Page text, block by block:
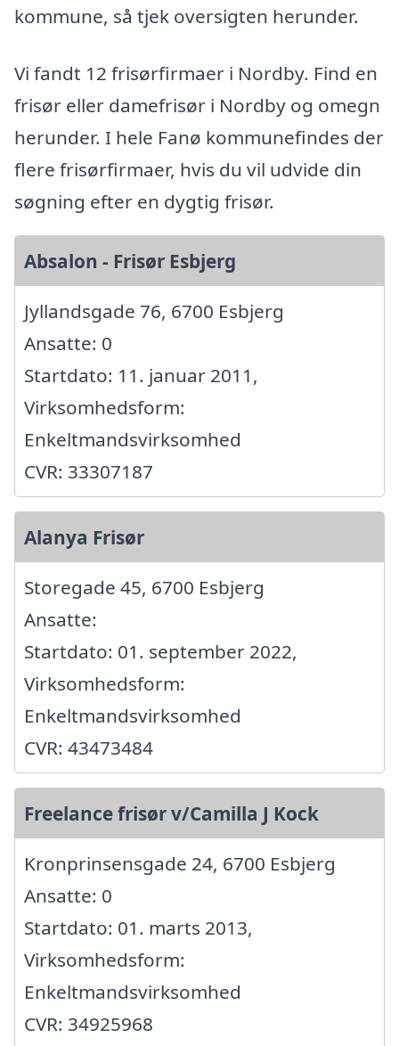
kommune, så tjek oversigten herunder.
Vi fandt 12 frisørfirmaer i Nordby. Find en
frisør eller damefrisør i Nordby og omegn
herunder. I hele Fanø kommunefindes der
flere frisørfirmaer, hvis du vil udvide din
søgning efter en dygtig frisør.
Absalon - Frisør Esbjerg
Jyllandsgade 76, 6700 Esbjerg
Ansatte: 0
Startdato: 11. januar 2011,
Virksomhedsform:
Enkeltmandsvirksomhed
CVR: 33307187
Alanya Frisør
Storegade 45, 6700 Esbjerg
Ansatte:
Startdato: 01. september 2022,
Virksomhedsform:
Enkeltmandsvirksomhed
CVR: 43473484
Freelance frisør v/Camilla J Kock
Kronprinsensgade 24, 6700 Esbjerg
Ansatte: 0
Startdato: 01. marts 2013,
Virksomhedsform:
Enkeltmandsvirksomhed
CVR: 34925968